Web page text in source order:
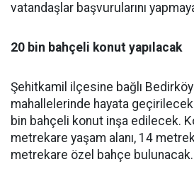
vatandaşlar başvurularını
20 bin bahçeli konut yapılacak
Şehitkamil ilçesine bağlı
mahallelerinde hayata
bin bahçeli konut inşa edilecek.
metrekare yaşam alanı, 14
metrekare özel bahçe bulunacak.